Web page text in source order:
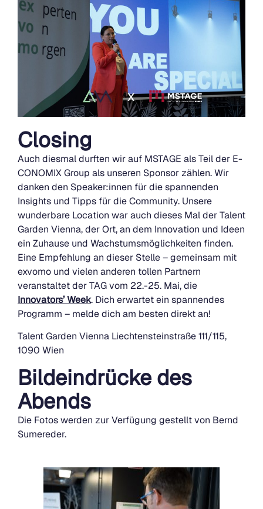
Closing
Auch diesmal durften wir auf MSTAGE als Teil der E-
CONOMIX Group als unseren Sponsor zählen. Wir
danken den Speaker:innen für die spannenden
Insights und Tipps für die Community. Unsere
wunderbare Location war auch dieses Mal der Talent
Garden Vienna, der Ort, an dem Innovation und Ideen
ein Zuhause und Wachstumsmöglichkeiten finden.
Eine Empfehlung an dieser Stelle – gemeinsam mit
exvomo und vielen anderen tollen Partnern
veranstaltet der TAG vom 22.-25. Mai, die
Innovators’ Week. Dich erwartet ein spannendes
Programm – melde dich am besten direkt an!
Talent Garden Vienna Liechtensteinstraße 111/115,
1090 Wien
Bildeindrücke des
Abends
Die Fotos werden zur Verfügung gestellt von Bernd
Sumereder.